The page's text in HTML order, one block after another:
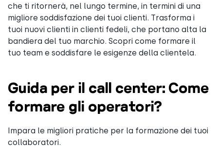
che ti ritornerà, nel lungo termine, in termini di una
migliore soddisfazione dei tuoi clienti. Trasforma i
tuoi nuovi clienti in clienti fedeli, che portano alta la
bandiera del tuo marchio. Scopri come formare il
tuo team e soddisfare le esigenze della clientela.
Guida per il call center: Come
formare gli operatori?
Impara le migliori pratiche per la formazione dei tuoi
collaboratori.